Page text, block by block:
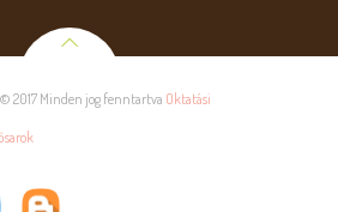
© 2017 Minden jog fenntartva Oktatási